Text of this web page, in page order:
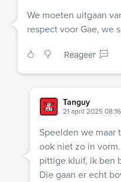
We moeten uitgaan
respect voor Gae, we
Reageer
Tanguy
21 april 2025 08:16
Speelden we maar
ook niet zo in
pittige kluif, ik ben
Die gaan er echt